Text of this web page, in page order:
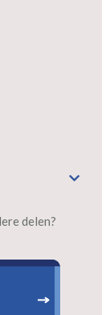
de gordijnen
delen?